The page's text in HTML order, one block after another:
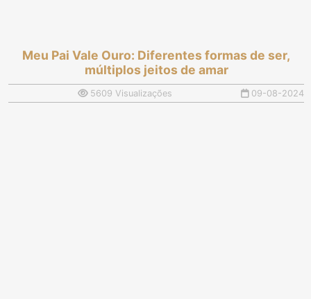
Meu Pai Vale Ouro: Diferentes formas de ser,
múltiplos jeitos de amar
5609 Visualizações 09-08-2024